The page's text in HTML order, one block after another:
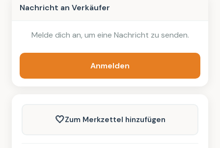
Nachricht an Verkäufer
Melde dich an, um eine Nachricht zu senden.
Anmelden
🤍Zum Merkzettel hinzufügen